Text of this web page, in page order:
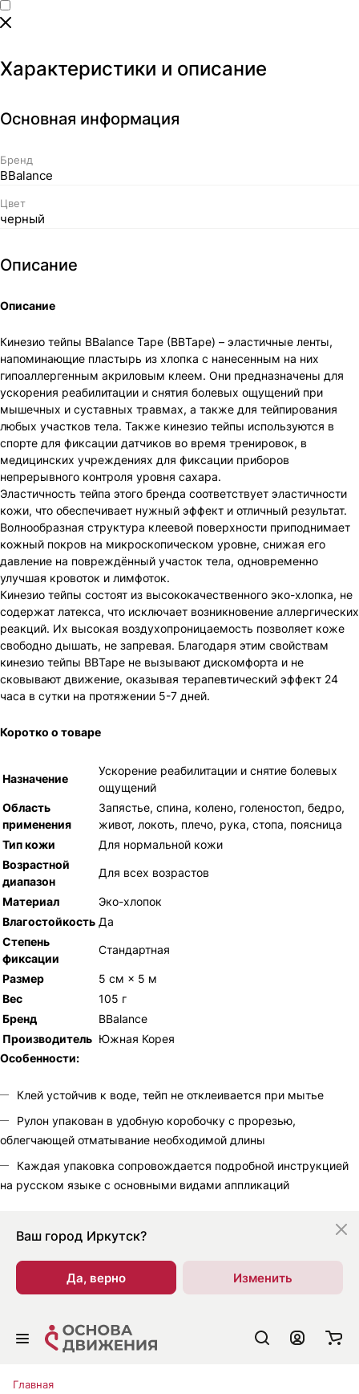
Характеристики и описание
Основная информация
Бренд
BBalance
Цвет
черный
Описание
Описание
Кинезио тейпы BBalance Tape (BBTape) – эластичные ленты,
напоминающие пластырь из хлопка с нанесенным на них
гипоаллергенным акриловым клеем. Они предназначены для
ускорения реабилитации и снятия болевых ощущений при
мышечных и суставных травмах, а также для тейпирования
любых участков тела. Также кинезио тейпы используются в
спорте для фиксации датчиков во время тренировок, в
медицинских учреждениях для фиксации приборов
непрерывного контроля уровня сахара.
Эластичность тейпа этого бренда соответствует эластичности
кожи, что обеспечивает нужный эффект и отличный результат.
Волнообразная структура клеевой поверхности приподнимает
кожный покров на микроскопическом уровне, снижая его
давление на повреждённый участок тела, одновременно
улучшая кровоток и лимфоток.
Кинезио тейпы состоят из высококачественного эко-хлопка, не
содержат латекса, что исключает возникновение аллергических
реакций. Их высокая воздухопроницаемость позволяет коже
свободно дышать, не запревая. Благодаря этим свойствам
кинезио тейпы BBTape не вызывают дискомфорта и не
сковывают движение, оказывая терапевтический эффект 24
часа в сутки на протяжении 5-7 дней.
Коротко о товаре
Назначение
Ускорение реабилитации и снятие болевых
ощущений
Область
применения
Запястье, спина, колено, голеностоп, бедро,
живот, локоть, плечо, рука, стопа, поясница
Тип кожи
Для нормальной кожи
Возрастной
диапазон
Для всех возрастов
Материал
Эко-хлопок
Влагостойкость Да
Степень
фиксации
Стандартная
Размер
5 см × 5 м
Вес
105 г
Бренд
BBalance
Производитель Южная Корея
Особенности:
Клей устойчив к воде, тейп не отклеивается при мытье
Рулон упакован в удобную коробочку с прорезью,
облегчающей отматывание необходимой длины
Каждая упаковка сопровождается подробной инструкцией
на русском языке с основными видами аппликаций
Ваш город Иркутск?
Да, верно Изменить
Главная